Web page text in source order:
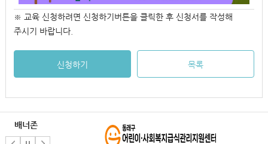
※ 교육 신청하려면 신청하기버튼을 클릭한 후 신청서를 작성해
주시기 바랍니다.
신청하기 목록
배너존